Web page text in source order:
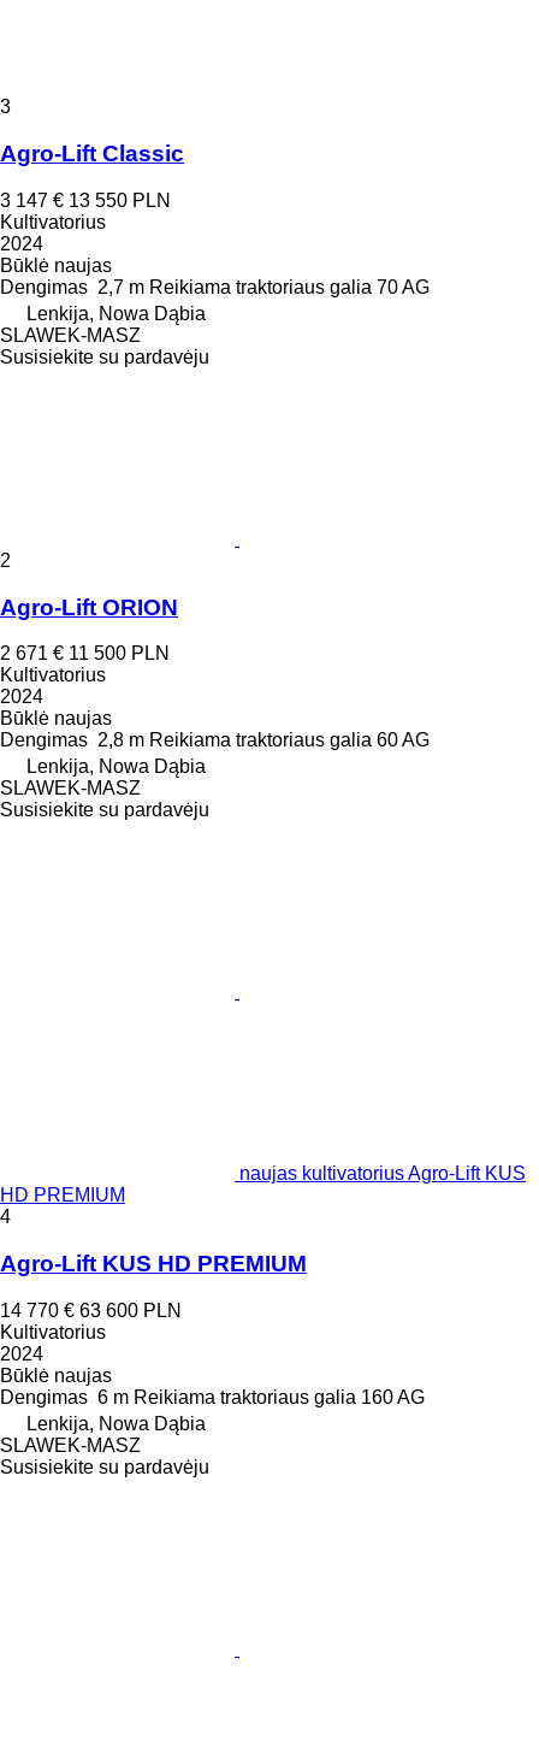
3
Agro-Lift Classic
3 147 € 13 550 PLN
Kultivatorius
2024
Būklė naujas
Dengimas 2,7 m Reikiama traktoriaus galia 70 AG
Lenkija, Nowa Dąbia
SLAWEK-MASZ
Susisiekite su pardavėju
2
Agro-Lift ORION
2 671 € 11 500 PLN
Kultivatorius
2024
Būklė naujas
Dengimas 2,8 m Reikiama traktoriaus galia 60 AG
Lenkija, Nowa Dąbia
SLAWEK-MASZ
Susisiekite su pardavėju
naujas kultivatorius Agro-Lift KUS
HD PREMIUM
4
Agro-Lift KUS HD PREMIUM
14 770 € 63 600 PLN
Kultivatorius
2024
Būklė naujas
Dengimas 6 m Reikiama traktoriaus galia 160 AG
Lenkija, Nowa Dąbia
SLAWEK-MASZ
Susisiekite su pardavėju